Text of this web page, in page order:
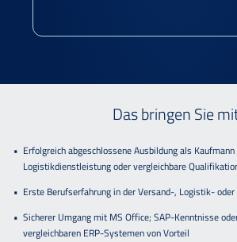
Das bringen Sie
Erfolgreich abgeschlossene Ausbildung als
Logistikdienstleistung oder vergleichbare
Erste Berufserfahrung in der Versand-, Logistik-
Sicherer Umgang mit MS Office; SAP-Kenntnisse
vergleichbaren ERP-Systemen von Vorteil